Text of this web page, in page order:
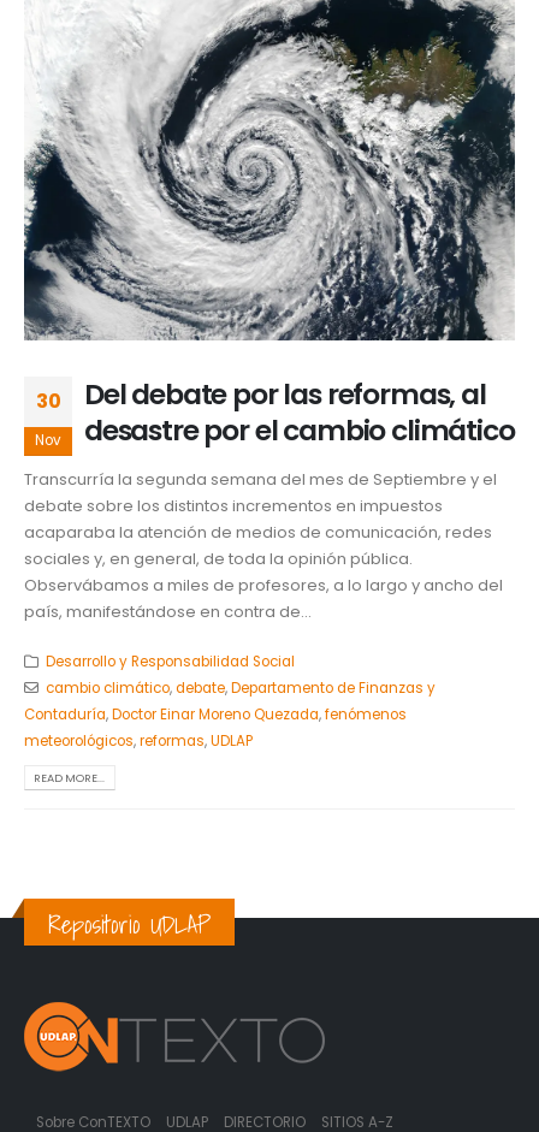
30
Nov
Del debate por las reformas, al
desastre por el cambio climático
Transcurría la segunda semana del mes de Septiembre y el
debate sobre los distintos incrementos en impuestos
acaparaba la atención de medios de comunicación, redes
sociales y, en general, de toda la opinión pública.
Observábamos a miles de profesores, a lo largo y ancho del
país, manifestándose en contra de...
Desarrollo y Responsabilidad Social
cambio climático,debate,Departamento de Finanzas y
Contaduría,Doctor Einar Moreno Quezada,fenómenos
meteorológicos,reformas,UDLAP
READ MORE...
Repositorio UDLAP
Sobre ConTEXTO UDLAP DIRECTORIO SITIOS A-Z